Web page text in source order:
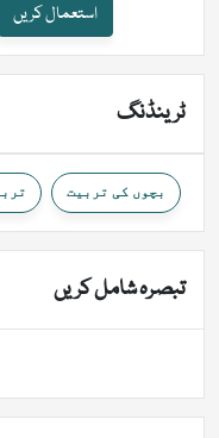
استعمال کریں
ٹرینڈنگ
بچوں کی تربیت
تبصرہ شامل کریں